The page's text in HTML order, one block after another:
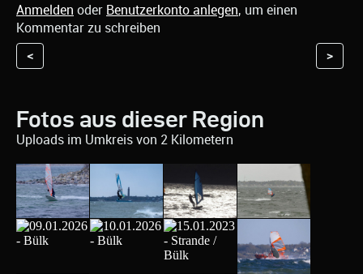
Anmelden oder Benutzerkonto anlegen, um einen
Kommentar zu schreiben
< >
Fotos aus dieser Region
Uploads im Umkreis von 2 Kilometern